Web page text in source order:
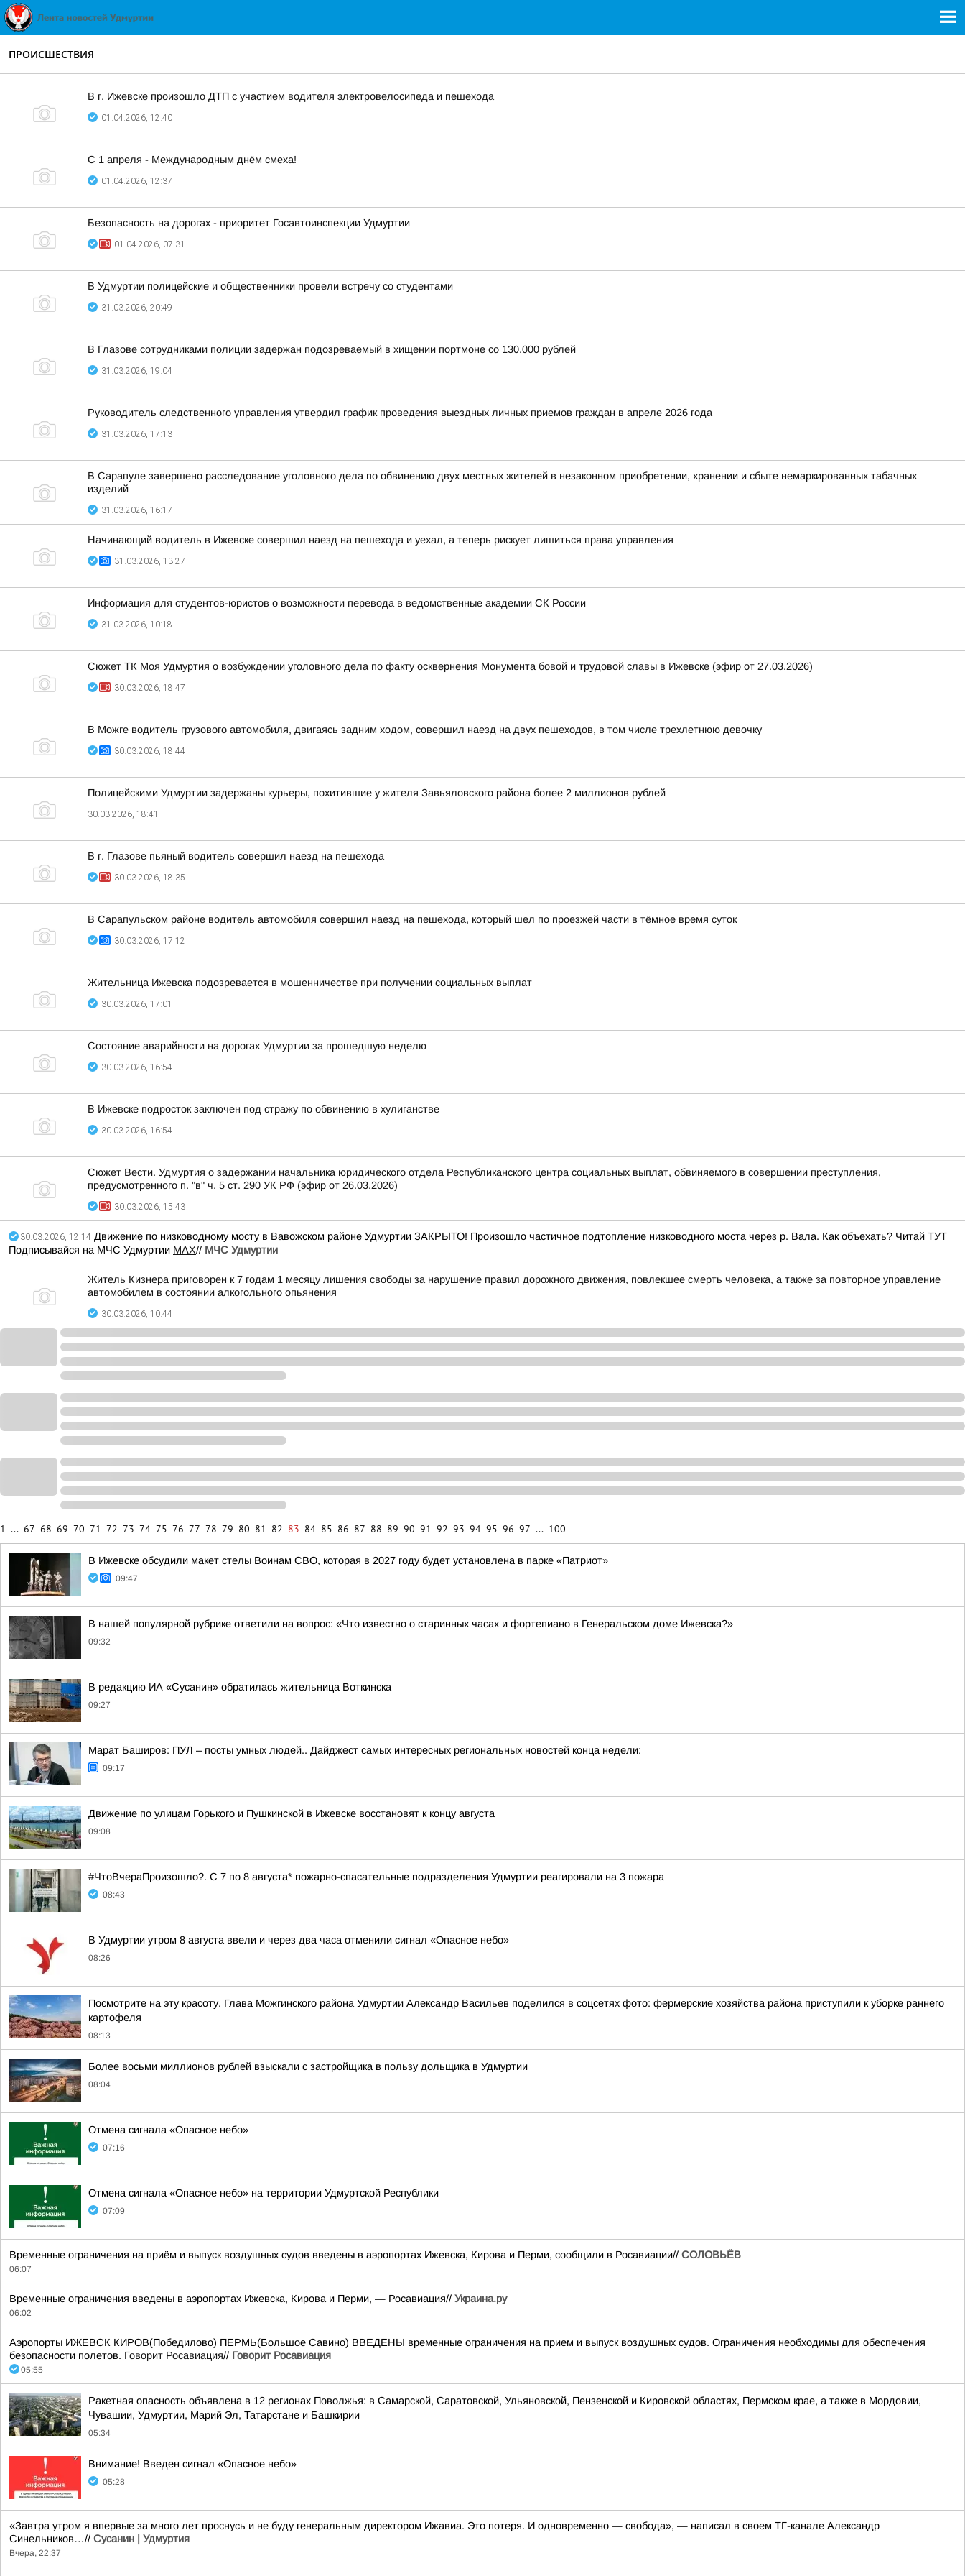
ПРОИСШЕСТВИЯ
В г. Ижевске произошло ДТП с участием водителя электровелосипеда и пешехода
01.04.2026, 12:40
С 1 апреля - Международным днём смеха!
01.04.2026, 12:37
Безопасность на дорогах - приоритет Госавтоинспекции Удмуртии
01.04.2026, 07:31
В Удмуртии полицейские и общественники провели встречу со студентами
31.03.2026, 20:49
В Глазове сотрудниками полиции задержан подозреваемый в хищении портмоне со 130.000 рублей
31.03.2026, 19:04
Руководитель следственного управления утвердил график проведения выездных личных приемов граждан в апреле 2026 года
31.03.2026, 17:13
В Сарапуле завершено расследование уголовного дела по обвинению двух местных жителей в незаконном приобретении, хранении и сбыте немаркированных табачных
изделий
31.03.2026, 16:17
Начинающий водитель в Ижевске совершил наезд на пешехода и уехал, а теперь рискует лишиться права управления
31.03.2026, 13:27
Информация для студентов-юристов о возможности перевода в ведомственные академии СК России
31.03.2026, 10:18
Сюжет ТК Моя Удмуртия о возбуждении уголовного дела по факту осквернения Монумента бовой и трудовой славы в Ижевске (эфир от 27.03.2026)
30.03.2026, 18:47
В Можге водитель грузового автомобиля, двигаясь задним ходом, совершил наезд на двух пешеходов, в том числе трехлетнюю девочку
30.03.2026, 18:44
Полицейскими Удмуртии задержаны курьеры, похитившие у жителя Завьяловского района более 2 миллионов рублей
30.03.2026, 18:41
В г. Глазове пьяный водитель совершил наезд на пешехода
30.03.2026, 18:35
В Сарапульском районе водитель автомобиля совершил наезд на пешехода, который шел по проезжей части в тёмное время суток
30.03.2026, 17:12
Жительница Ижевска подозревается в мошенничестве при получении социальных выплат
30.03.2026, 17:01
Состояние аварийности на дорогах Удмуртии за прошедшую неделю
30.03.2026, 16:54
В Ижевске подросток заключен под стражу по обвинению в хулиганстве
30.03.2026, 16:54
Сюжет Вести. Удмуртия о задержании начальника юридического отдела Республиканского центра социальных выплат, обвиняемого в совершении преступления,
предусмотренного п. "в" ч. 5 ст. 290 УК РФ (эфир от 26.03.2026)
30.03.2026, 15:43
30.03.2026, 12:14 Движение по низководному мосту в Вавожском районе Удмуртии ЗАКРЫТО! Произошло частичное подтопление низководного моста через р. Вала. Как объехать? Читай ТУТ
Подписывайся на МЧС Удмуртии МАХ// МЧС Удмуртии
Житель Кизнера приговорен к 7 годам 1 месяцу лишения свободы за нарушение правил дорожного движения, повлекшее смерть человека, а также за повторное управление
автомобилем в состоянии алкогольного опьянения
30.03.2026, 10:44
1 ... 67 68 69 70 71 72 73 74 75 76 77 78 79 80 81 82 83 84 85 86 87 88 89 90 91 92 93 94 95 96 97 ... 100
В Ижевске обсудили макет стелы Воинам СВО, которая в 2027 году будет установлена в парке «Патриот»
09:47
В нашей популярной рубрике ответили на вопрос: «Что известно о старинных часах и фортепиано в Генеральском доме Ижевска?»
09:32
В редакцию ИА «Сусанин» обратилась жительница Воткинска
09:27
Марат Баширов: ПУЛ – посты умных людей.. Дайджест самых интересных региональных новостей конца недели:
09:17
Движение по улицам Горького и Пушкинской в Ижевске восстановят к концу августа
09:08
#ЧтоВчераПроизошло?. С 7 по 8 августа* пожарно-спасательные подразделения Удмуртии реагировали на 3 пожара
08:43
В Удмуртии утром 8 августа ввели и через два часа отменили сигнал «Опасное небо»
08:26
Посмотрите на эту красоту. Глава Можгинского района Удмуртии Александр Васильев поделился в соцсетях фото: фермерские хозяйства района приступили к уборке раннего
картофеля
08:13
Более восьми миллионов рублей взыскали с застройщика в пользу дольщика в Удмуртии
08:04
Отмена сигнала «Опасное небо»
07:16
Отмена сигнала «Опасное небо» на территории Удмуртской Республики
07:09
Временные ограничения на приём и выпуск воздушных судов введены в аэропортах Ижевска, Кирова и Перми, сообщили в Росавиации// СОЛОВЬЁВ
06:07
Временные ограничения введены в аэропортах Ижевска, Кирова и Перми, — Росавиация// Украина.ру
06:02
Аэропорты ИЖЕВСК КИРОВ(Победилово) ПЕРМЬ(Большое Савино) ВВЕДЕНЫ временные ограничения на прием и выпуск воздушных судов. Ограничения необходимы для обеспечения
безопасности полетов. Говорит Росавиация// Говорит Росавиация
05:55
Ракетная опасность объявлена в 12 регионах Поволжья: в Самарской, Саратовской, Ульяновской, Пензенской и Кировской областях, Пермском крае, а также в Мордовии,
Чувашии, Удмуртии, Марий Эл, Татарстане и Башкирии
05:34
Внимание! Введен сигнал «Опасное небо»
05:28
«Завтра утром я впервые за много лет проснусь и не буду генеральным директором Ижавиа. Это потеря. И одновременно — свобода», — написал в своем ТГ-канале Александр
Синельников…// Сусанин | Удмуртия
Вчера, 22:37